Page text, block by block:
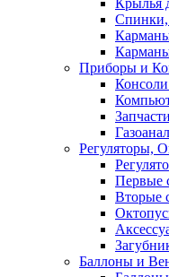
Крылья
Спинки,
Приборы и
Регуляторы,
Первые
Вторые
Баллоны и